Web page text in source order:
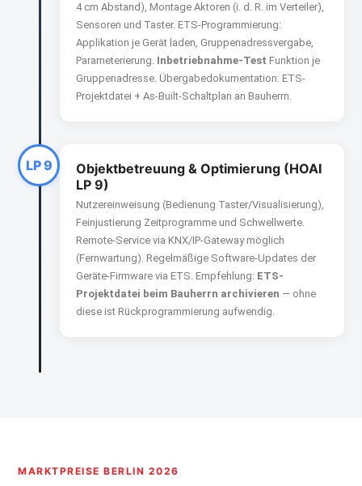
4 cm Abstand), Montage Aktoren (i. d. R. im Verteiler),
Sensoren und Taster. ETS-Programmierung:
Applikation je Gerät laden, Gruppenadressvergabe,
Parameterierung. Inbetriebnahme-Test Funktion je
Gruppenadresse. Übergabedokumentation: ETS-
Projektdatei + As-Built-Schaltplan an Bauherrn.
LP 9
Objektbetreuung & Optimierung (HOAI
LP 9)
Nutzereinweisung (Bedienung Taster/Visualisierung),
Feinjustierung Zeitprogramme und Schwellwerte.
Remote-Service via KNX/IP-Gateway möglich
(Fernwartung). Regelmäßige Software-Updates der
Geräte-Firmware via ETS. Empfehlung: ETS-
Projektdatei beim Bauherrn archivieren — ohne
diese ist Rückprogrammierung aufwendig.
MARKTPREISE BERLIN 2026